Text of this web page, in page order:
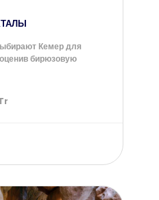
Кемер для
бирюзовую